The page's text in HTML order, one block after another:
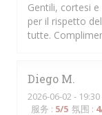
Gentili, cortesi
per il rispetto
tutte.
Diego M
2026-06-02 -
服务 : 5/5 氛围 : 4